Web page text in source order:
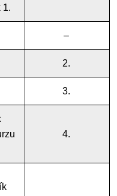
1.
–
2.
3.
4.